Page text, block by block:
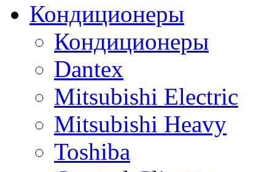
Кондиционеры
Кондиционеры
Dantex
Mitsubishi Electric
Mitsubishi Heavy
Toshiba